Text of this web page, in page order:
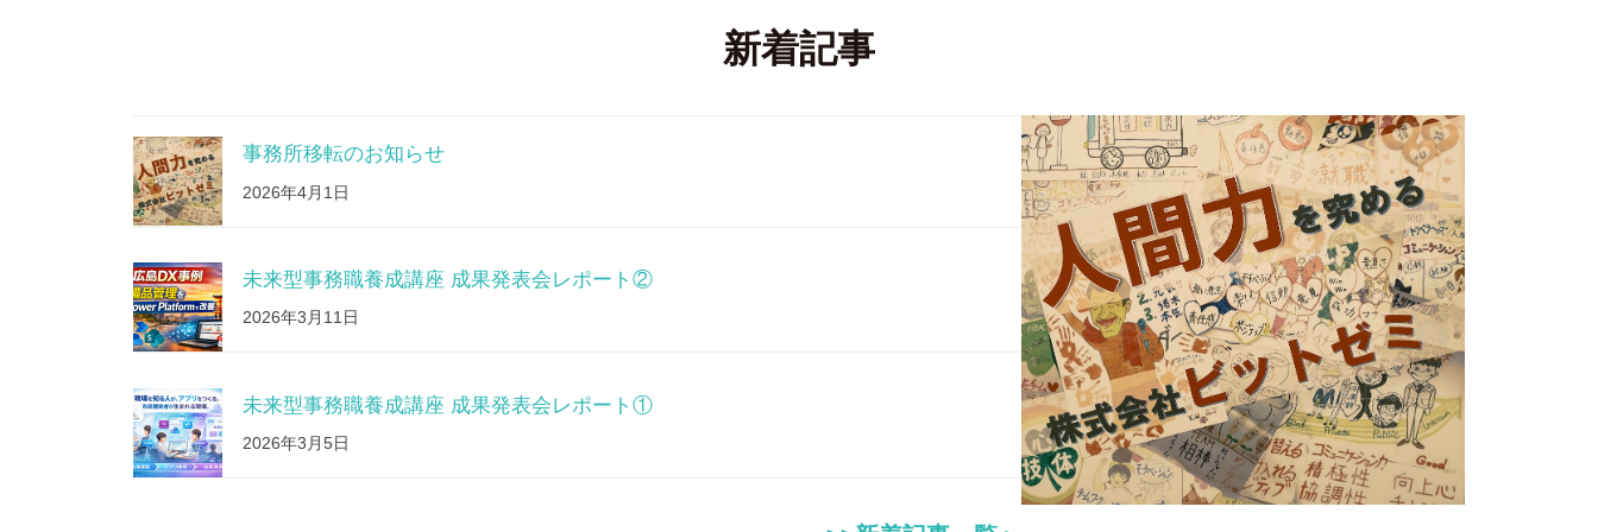
新着記事
事務所移転のお知らせ
2026年4月1日
未来型事務職養成講座 成果発表会レポート②
2026年3月11日
未来型事務職養成講座 成果発表会レポート①
2026年3月5日